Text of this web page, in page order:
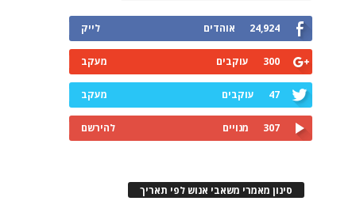
24,924 אוהדים לייק
300 עוקבים מעקב
47 עוקבים מעקב
307 מנויים להירשם
סינון מאמרי משאבי אנוש לפי תאריך